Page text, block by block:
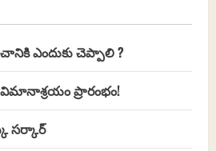
ఎందుకు చెప్పాలి ?
ప్రారంభం!
సర్కార్